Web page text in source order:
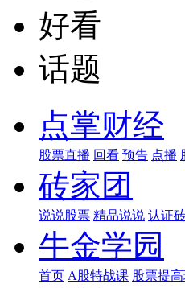
好看
话题
点掌财经
股票直播 回看 预告 点播
砖家团
说说股票 精品说说 认证
牛金学园
首页 A股特战课 股票提